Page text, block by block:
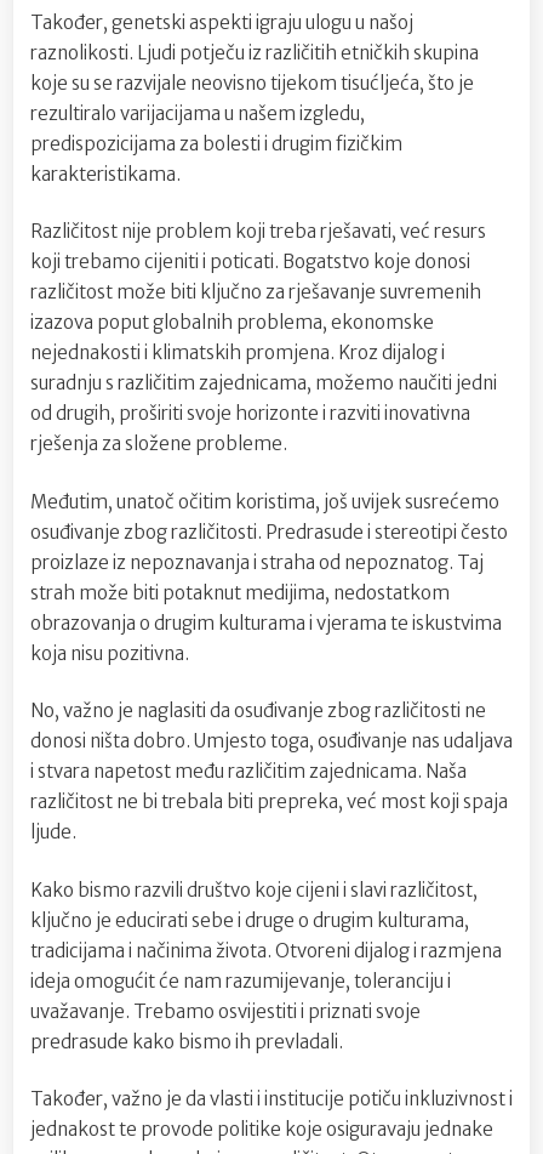
Također, genetski aspekti igraju ulogu u našoj
raznolikosti. Ljudi potječu iz različitih etničkih skupina
koje su se razvijale neovisno tijekom tisućljeća, što je
rezultiralo varijacijama u našem izgledu,
predispozicijama za bolesti i drugim fizičkim
karakteristikama.
Različitost nije problem koji treba rješavati, već resurs
koji trebamo cijeniti i poticati. Bogatstvo koje donosi
različitost može biti ključno za rješavanje suvremenih
izazova poput globalnih problema, ekonomske
nejednakosti i klimatskih promjena. Kroz dijalog i
suradnju s različitim zajednicama, možemo naučiti jedni
od drugih, proširiti svoje horizonte i razviti inovativna
rješenja za složene probleme.
Međutim, unatoč očitim koristima, još uvijek susrećemo
osuđivanje zbog različitosti. Predrasude i stereotipi često
proizlaze iz nepoznavanja i straha od nepoznatog. Taj
strah može biti potaknut medijima, nedostatkom
obrazovanja o drugim kulturama i vjerama te iskustvima
koja nisu pozitivna.
No, važno je naglasiti da osuđivanje zbog različitosti ne
donosi ništa dobro. Umjesto toga, osuđivanje nas udaljava
i stvara napetost među različitim zajednicama. Naša
različitost ne bi trebala biti prepreka, već most koji spaja
ljude.
Kako bismo razvili društvo koje cijeni i slavi različitost,
ključno je educirati sebe i druge o drugim kulturama,
tradicijama i načinima života. Otvoreni dijalog i razmjena
ideja omogućit će nam razumijevanje, toleranciju i
uvažavanje. Trebamo osvijestiti i priznati svoje
predrasude kako bismo ih prevladali.
Također, važno je da vlasti i institucije potiču inkluzivnost i
jednakost te provode politike koje osiguravaju jednake